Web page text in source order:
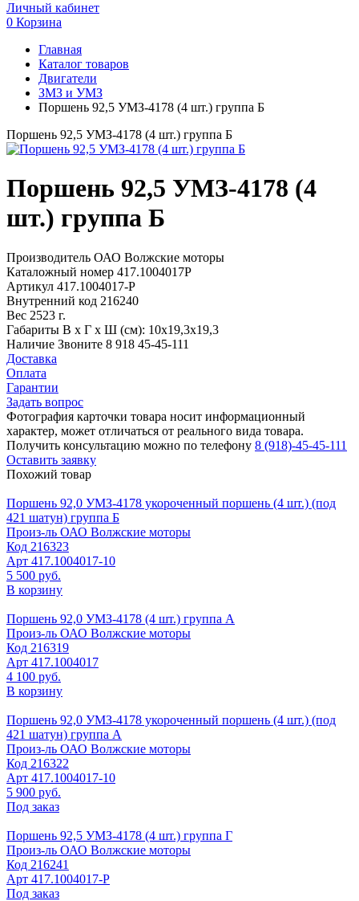
Личный кабинет
0 Корзина
Главная
Каталог товаров
Двигатели
ЗМЗ и УМЗ
Поршень 92,5 УМЗ-4178 (4 шт.) группа Б
Поршень 92,5 УМЗ-4178 (4 шт.) группа Б
Поршень 92,5 УМЗ-4178 (4
шт.) группа Б
Производитель ОАО Волжские моторы
Каталожный номер 417.1004017Р
Артикул 417.1004017-Р
Внутренний код 216240
Вес 2523 г.
Габариты В х Г х Ш (см): 10х19,3х19,3
Наличие Звоните 8 918 45-45-111
Доставка
Оплата
Гарантии
Задать вопрос
Фотография карточки товара носит информационный
характер, может отличаться от реального вида товара.
Получить консультацию можно по телефону 8 (918)-45-45-111
Оставить заявку
Похожий товар
Поршень 92,0 УМЗ-4178 укороченный поршень (4 шт.) (под
421 шатун) группа Б
Произ-ль ОАО Волжские моторы
Код 216323
Арт 417.1004017-10
5 500 руб.
В корзину
Поршень 92,0 УМЗ-4178 (4 шт.) группа А
Произ-ль ОАО Волжские моторы
Код 216319
Арт 417.1004017
4 100 руб.
В корзину
Поршень 92,0 УМЗ-4178 укороченный поршень (4 шт.) (под
421 шатун) группа А
Произ-ль ОАО Волжские моторы
Код 216322
Арт 417.1004017-10
5 900 руб.
Под заказ
Поршень 92,5 УМЗ-4178 (4 шт.) группа Г
Произ-ль ОАО Волжские моторы
Код 216241
Арт 417.1004017-Р
Под заказ